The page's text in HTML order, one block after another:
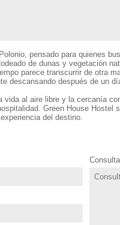
pensado para quienes
de dunas y vegetación
parece transcurrir de otra
descansando después de un
al aire libre y la cercanía
Green House
del destino.
Consulta